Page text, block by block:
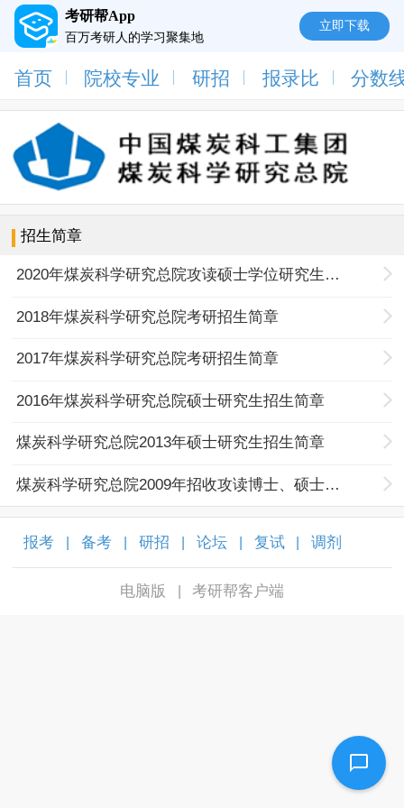
考研帮App
百万考研人的学习聚集地
立即下载
首页 院校专业 研招 报录比 分数
招生简章
2020年煤炭科学研究总院攻读硕士学位研究生招生简章
2018年煤炭科学研究总院考研招生简章
2017年煤炭科学研究总院考研招生简章
2016年煤炭科学研究总院硕士研究生招生简章
煤炭科学研究总院2013年硕士研究生招生简章
煤炭科学研究总院2009年招收攻读博士、硕士学位研究生招生简章及专业目录
报考 备考 研招 论坛 复试 调剂
电脑版 考研帮客户端